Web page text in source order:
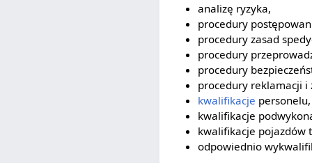
analizę ryzyka,
procedury
procedury zasad
procedury
procedury
procedury reklamacji i
kwalifikacje personelu,
kwalifikacje
kwalifikacje pojazdów
odpowiednio